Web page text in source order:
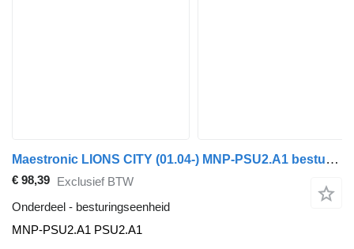
Maestronic LIONS CITY (01.04-) MNP-PSU2.A1 besturingseenheid voor MAN bus
€ 98,39 Exclusief BTW
Onderdeel - besturingseenheid
MNP-PSU2.A1 PSU2.A1